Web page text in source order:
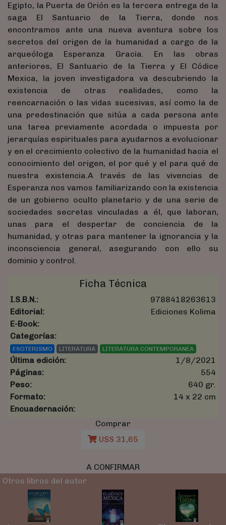
Egipto, la Puerta de Orión es la tercera entrega de la
saga El Santuario de la Tierra, donde nos
encontramos ante una nueva aventura sobre los
secretos del origen de la humanidad a cargo de la
arqueóloga Esperanza Gracia. En las obras
anteriores, El Santuario de la Tierra y El Códice
Mexica, la joven investigadora va descubriendo la
existencia de otras realidades, como la
reencarnación o las vidas sucesivas, así como la de
una predestinación que sitúa a cada persona ante
una tarea previamente acordada o impuesta por
jerarquías espirituales para ayudarnos a evolucionar
y en el crecimiento colectivo de la humanidad hacia el
conocimiento del origen, el por qué y el para qué de
nuestra existencia.A través de las vivencias de
Esperanza nos vamos familiarizando con la existencia
de un gobierno oculto planetario y de una serie de
sociedades secretas vinculadas a él, que laboran,
unas para el despertar de conciencia de la
humanidad, y otras para mantener la ignorancia y la
inconsciencia general, asegurando con ello su
dominio y control.
Ficha Técnica
I.S.B.N.:
9788418263613
Editorial:
Ediciones Kolima
E-Book:
Categorías:
ESOTERISMO LITERATURA LITERATURA CONTEMPORANEA
Última edición:
1/8/2021
Páginas:
554
Peso:
640 gr.
Formato:
14 x 22 cm
Encuadernación:
Comprar
U$S 31,65
A CONFIRMAR
Otros libros del autor